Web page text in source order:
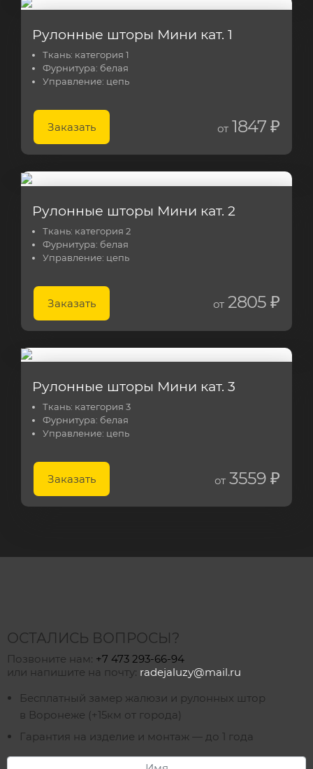
Рулонные шторы Мини кат. 1
Ткань: категория 1
Фурнитура: белая
Управление: цепь
Заказать от1847 ₽
Рулонные шторы Мини кат. 2
Ткань: категория 2
Фурнитура: белая
Управление: цепь
Заказать от2805 ₽
Рулонные шторы Мини кат. 3
Ткань: категория 3
Фурнитура: белая
Управление: цепь
Заказать от3559 ₽
ОСТАЛИСЬ ВОПРОСЫ?
Позвоните нам: +7 473 293-66-94
или напишите на почту: radejaluzy@mail.ru
Бесплатный замер жалюзи и рулонных штор
в Воронеже (+15км от города)
Гарантия на изделие и монтаж — до 1 года